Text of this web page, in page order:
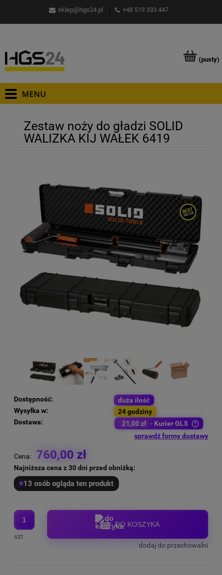
sklep@hgs24.pl +48 519 333 447
(pusty)
Zestaw noży do gładzi SOLID
WALIZKA KIJ WAŁEK 6419
Dostępność:
duża ilość
Wysyłka w:
24 godziny
Dostawa:
21,00 zł - Kurier GLS
Cena nie zawiera ewentualnych kosztów płatnościsprawdź formy dostawy
Cena: 760,00 zł
Najniższa cena z 30 dni przed obniżką:
13 osób ogląda ten produkt
szt.
DO KOSZYKA
dodaj do przechowalni